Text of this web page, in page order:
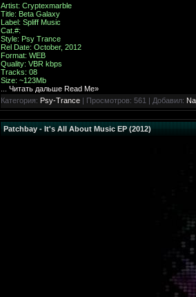
Artist: Cryptexmarble
Title: Beta Galaxy
Label: Spliff Music
Cat.#:
Style: Psy Trance
Rel Date: October, 2012
Format: WEB
Quality: VBR kbps
Tracks: 08
Size: ~123Mb
Читать дальше Read Me»
Категория: Psy-Trance | Просмотров: 561 | Добавил:
Patchbay - It's All About Music EP (2012)